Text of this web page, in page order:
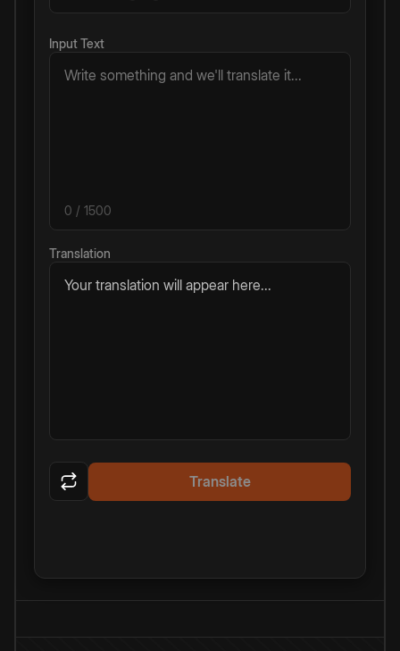
Input Text
0 / 1500
Translation
Your translation will appear here...
Translate